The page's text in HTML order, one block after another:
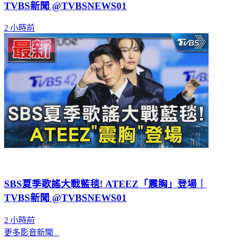
TVBS新聞 @TVBSNEWS01
2 小時前
SBS夏季歌謠大戰藍毯! ATEEZ「震胸」登場｜
TVBS新聞 @TVBSNEWS01
2 小時前
更多影音新聞